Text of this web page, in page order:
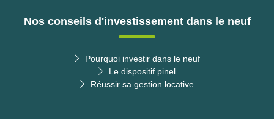
Nos conseils d'investissement dans le neuf
Pourquoi investir dans le neuf
Le dispositif pinel
Réussir sa gestion locative